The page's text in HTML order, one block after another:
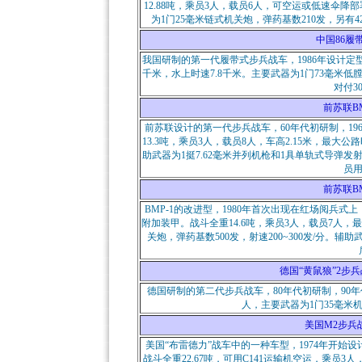
12.88吨，乘员3人，载员6人，可空运或低速伞降
为1门25毫米链式机关炮，弹药基数210发，另
中国86履
我国研制的第一代履带式步兵战车，1986年设计定
千米，水上时速7.8千米。主要武器为1门73毫米低
对付
前苏联
前苏联设计的第一代步兵战车，60年代初研制，
13.3吨，乘员3人，载员8人，车高2.15米，最大公
助武器为1挺7.62毫米并列机枪和1具单轨式导弹发
员
前苏联
BMP-1的改进型，1980年首次出现在红场阅兵式
附加装甲。战斗全重14.6吨，乘员3人，载员7人，
关炮，弹药基数500发，射速200~300发/分。辅助
德国“黄鼠狼”2步兵
德国研制的第二代步兵战车，80年代初研制，90
人，主要武器为1门35毫米
美国M2步兵
美国“布雷德力”战车中的一种车型，1974年开始
战斗全重22.67吨，可用C141运输机空运，乘员3